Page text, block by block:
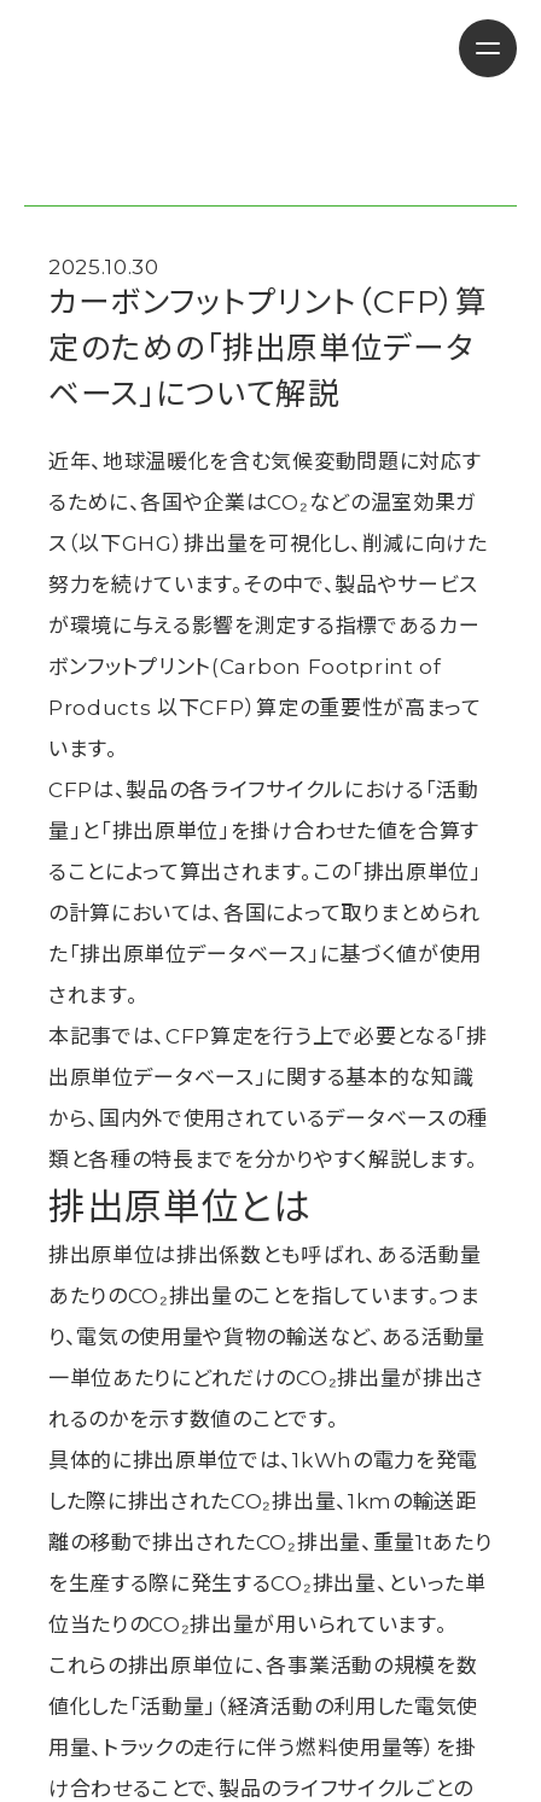
2025.10.30
カーボンフットプリント（CFP）算
定のための「排出原単位データ
ベース」について解説
近年、地球温暖化を含む気候変動問題に対応す
るために、各国や企業はCO₂などの温室効果ガ
ス（以下GHG）排出量を可視化し、削減に向けた
努力を続けています。その中で、製品やサービス
が環境に与える影響を測定する指標であるカー
ボンフットプリント(Carbon Footprint of
Products 以下CFP）算定の重要性が高まって
います。
CFPは、製品の各ライフサイクルにおける「活動
量」と「排出原単位」を掛け合わせた値を合算す
ることによって算出されます。この「排出原単位」
の計算においては、各国によって取りまとめられ
た「排出原単位データベース」に基づく値が使用
されます。
本記事では、CFP算定を行う上で必要となる「排
出原単位データベース」に関する基本的な知識
から、国内外で使用されているデータベースの種
類と各種の特長までを分かりやすく解説します。
排出原単位とは
排出原単位は排出係数とも呼ばれ、ある活動量
あたりのCO₂排出量のことを指しています。つま
り、電気の使用量や貨物の輸送など、ある活動量
一単位あたりにどれだけのCO₂排出量が排出さ
れるのかを示す数値のことです。
具体的に排出原単位では、1kWhの電力を発電
した際に排出されたCO₂排出量、1kmの輸送距
離の移動で排出されたCO₂排出量、重量1tあたり
を生産する際に発生するCO₂排出量、といった単
位当たりのCO₂排出量が用いられています。
これらの排出原単位に、各事業活動の規模を数
値化した「活動量」（経済活動の利用した電気使
用量、トラックの走行に伴う燃料使用量等）を掛
け合わせることで、製品のライフサイクルごとの